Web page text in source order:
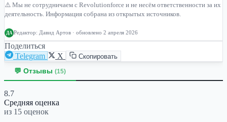
⚠️ Мы не сотрудничаем с Revolutionforce и не несём ответственности за их
деятельность. Информация собрана из открытых источников.
ДА Редактор: Давид Артов · обновлено 2 апреля 2026
Поделиться
Telegram
X Скопировать
💬 Отзывы (15)
8.7
Средняя оценка
из 15 оценок